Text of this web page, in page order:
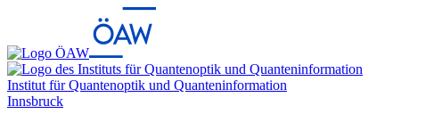
Institut für Quantenoptik und Quanteninformation
Innsbruck